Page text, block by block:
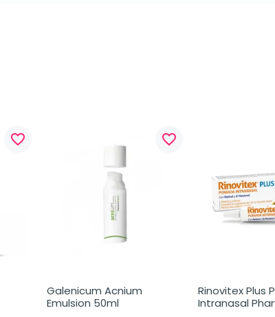
favorite_border favorite_border
Galenicum Acnium
Emulsion 50ml
Rinovitex Plus
Intranasal